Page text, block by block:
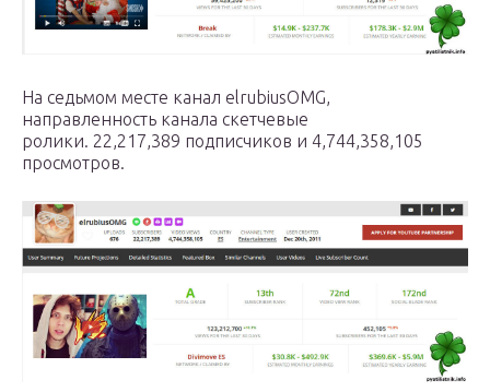
На седьмом месте канал elrubiusOMG,
направленность канала скетчевые
ролики. 22,217,389 подписчиков и 4,744,358,105
просмотров.